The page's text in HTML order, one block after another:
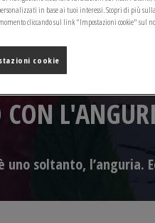
soltanto, l’anguria.
in base ai tuoi interessi. Scopri di più
cliccando sul link "Impostazioni cookie" sul
cookie